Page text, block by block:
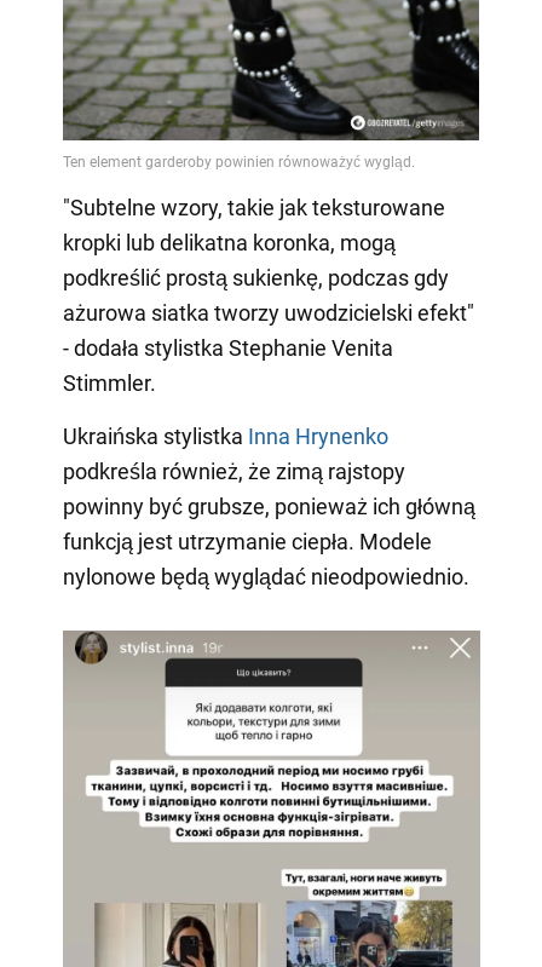
"Subtelne wzory, takie jak teksturowane
kropki lub delikatna koronka, mogą
podkreślić prostą sukienkę, podczas gdy
ażurowa siatka tworzy uwodzicielski efekt"
- dodała stylistka Stephanie Venita
Stimmler.
Ukraińska stylistka Inna Hrynenko
podkreśla również, że zimą rajstopy
powinny być grubsze, ponieważ ich główną
funkcją jest utrzymanie ciepła. Modele
nylonowe będą wyglądać nieodpowiednio.